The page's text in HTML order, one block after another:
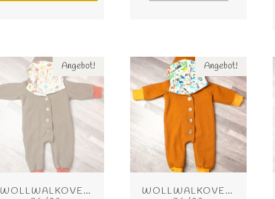
Angebot!
WOLLWALKOVERALL
Angebot!
WOLLWALKOVERALL